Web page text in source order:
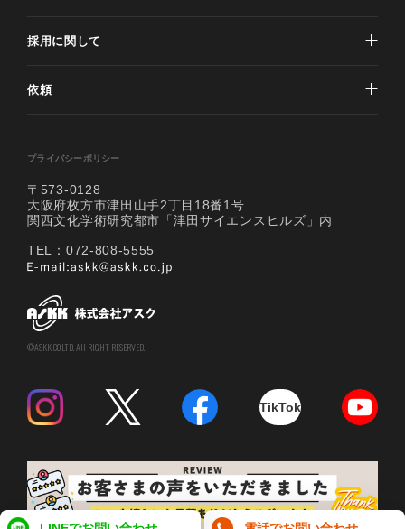
採用に関して
依頼
プライバシーポリシー
〒573-0128
大阪府枚方市津田山手2丁目18番1号
関西文化学術研究都市「津田サイエンスヒルズ」内
TEL：072-808-5555
©ASKK CO.LTD. All RIGHT RESERVED.
TikTok